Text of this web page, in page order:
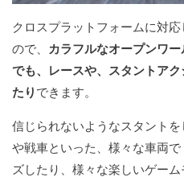
クロスプラットフォームに対
ので、
カラフルなオープンワ
でも、レースや、スタントア
たり できます。
信じられないようなスタント
や戦車といった、様々な車両
ズしたり、様々な楽しいゲー